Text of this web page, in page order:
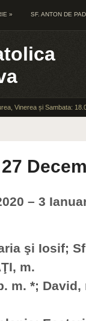
» SF. ANTON DE
Vinerea și Sambata:
– 3
şi Iosif;
m.
m. *; David,